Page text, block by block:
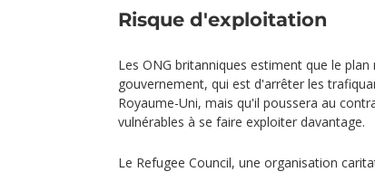
Risque d'exploitation
Les ONG britanniques estiment que le
gouvernement, qui est d'arrêter les
Royaume-Uni, mais qu'il poussera au
vulnérables à se faire exploiter davantage.
Le Refugee Council, une organisation